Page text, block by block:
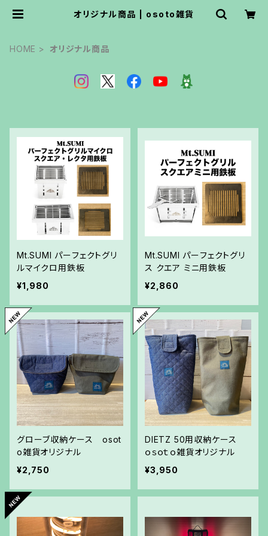
オリジナル商品 | osoto雑貨
HOME オリジナル商品
Mt.SUMI パーフェクトグリ
ルマイクロ用鉄板
¥1,980
Mt.SUMI パーフェクトグリ
ス クエア ミニ用鉄板
¥2,860
グローブ収納ケース osot
o雑貨オリジナル
¥2,750
DIETZ 50用収納ケース
ｏｓｏｔｏ雑貨オリジナル
¥3,950